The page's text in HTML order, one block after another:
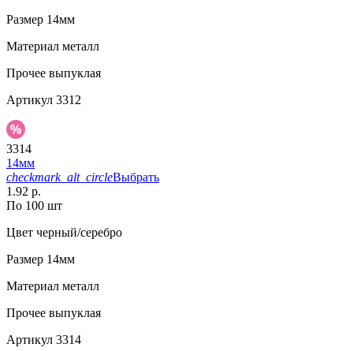
Размер 14мм
Материал металл
Прочее выпуклая
Артикул 3312
3314
14мм
checkmark_alt_circleВыбрать
1.92 р.
По 100 шт
Цвет черный/серебро
Размер 14мм
Материал металл
Прочее выпуклая
Артикул 3314